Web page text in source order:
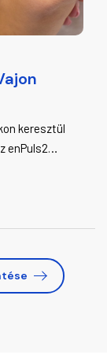
keresztül
enPuls2